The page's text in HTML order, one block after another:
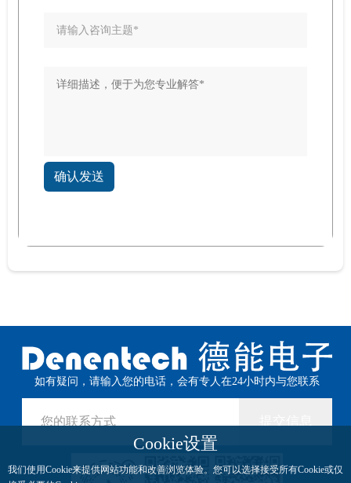
Cookie设置
我们使用Cookie来提供网站功能和改善浏览体验。您可以选择接受所有Cookie或仅
确认发送
如有疑问，请输入您的电话，会有专人在24小时内与您联系